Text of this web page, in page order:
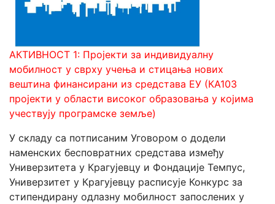
АКТИВНОСТ 1: Пројекти за индивидуалну
мобилност у сврху учења и стицања нових
вештина финансирани из средстава ЕУ (КА103
пројекти у области високог образовања у којима
учествују програмске земље)
У складу са потписаним Уговором о додели
наменских бесповратних средстава између
Универзитета у Крагујевцу и Фондације Темпус,
Универзитет у Крагујевцу расписује Конкурс за
стипендирану одлазну мобилност запослених у